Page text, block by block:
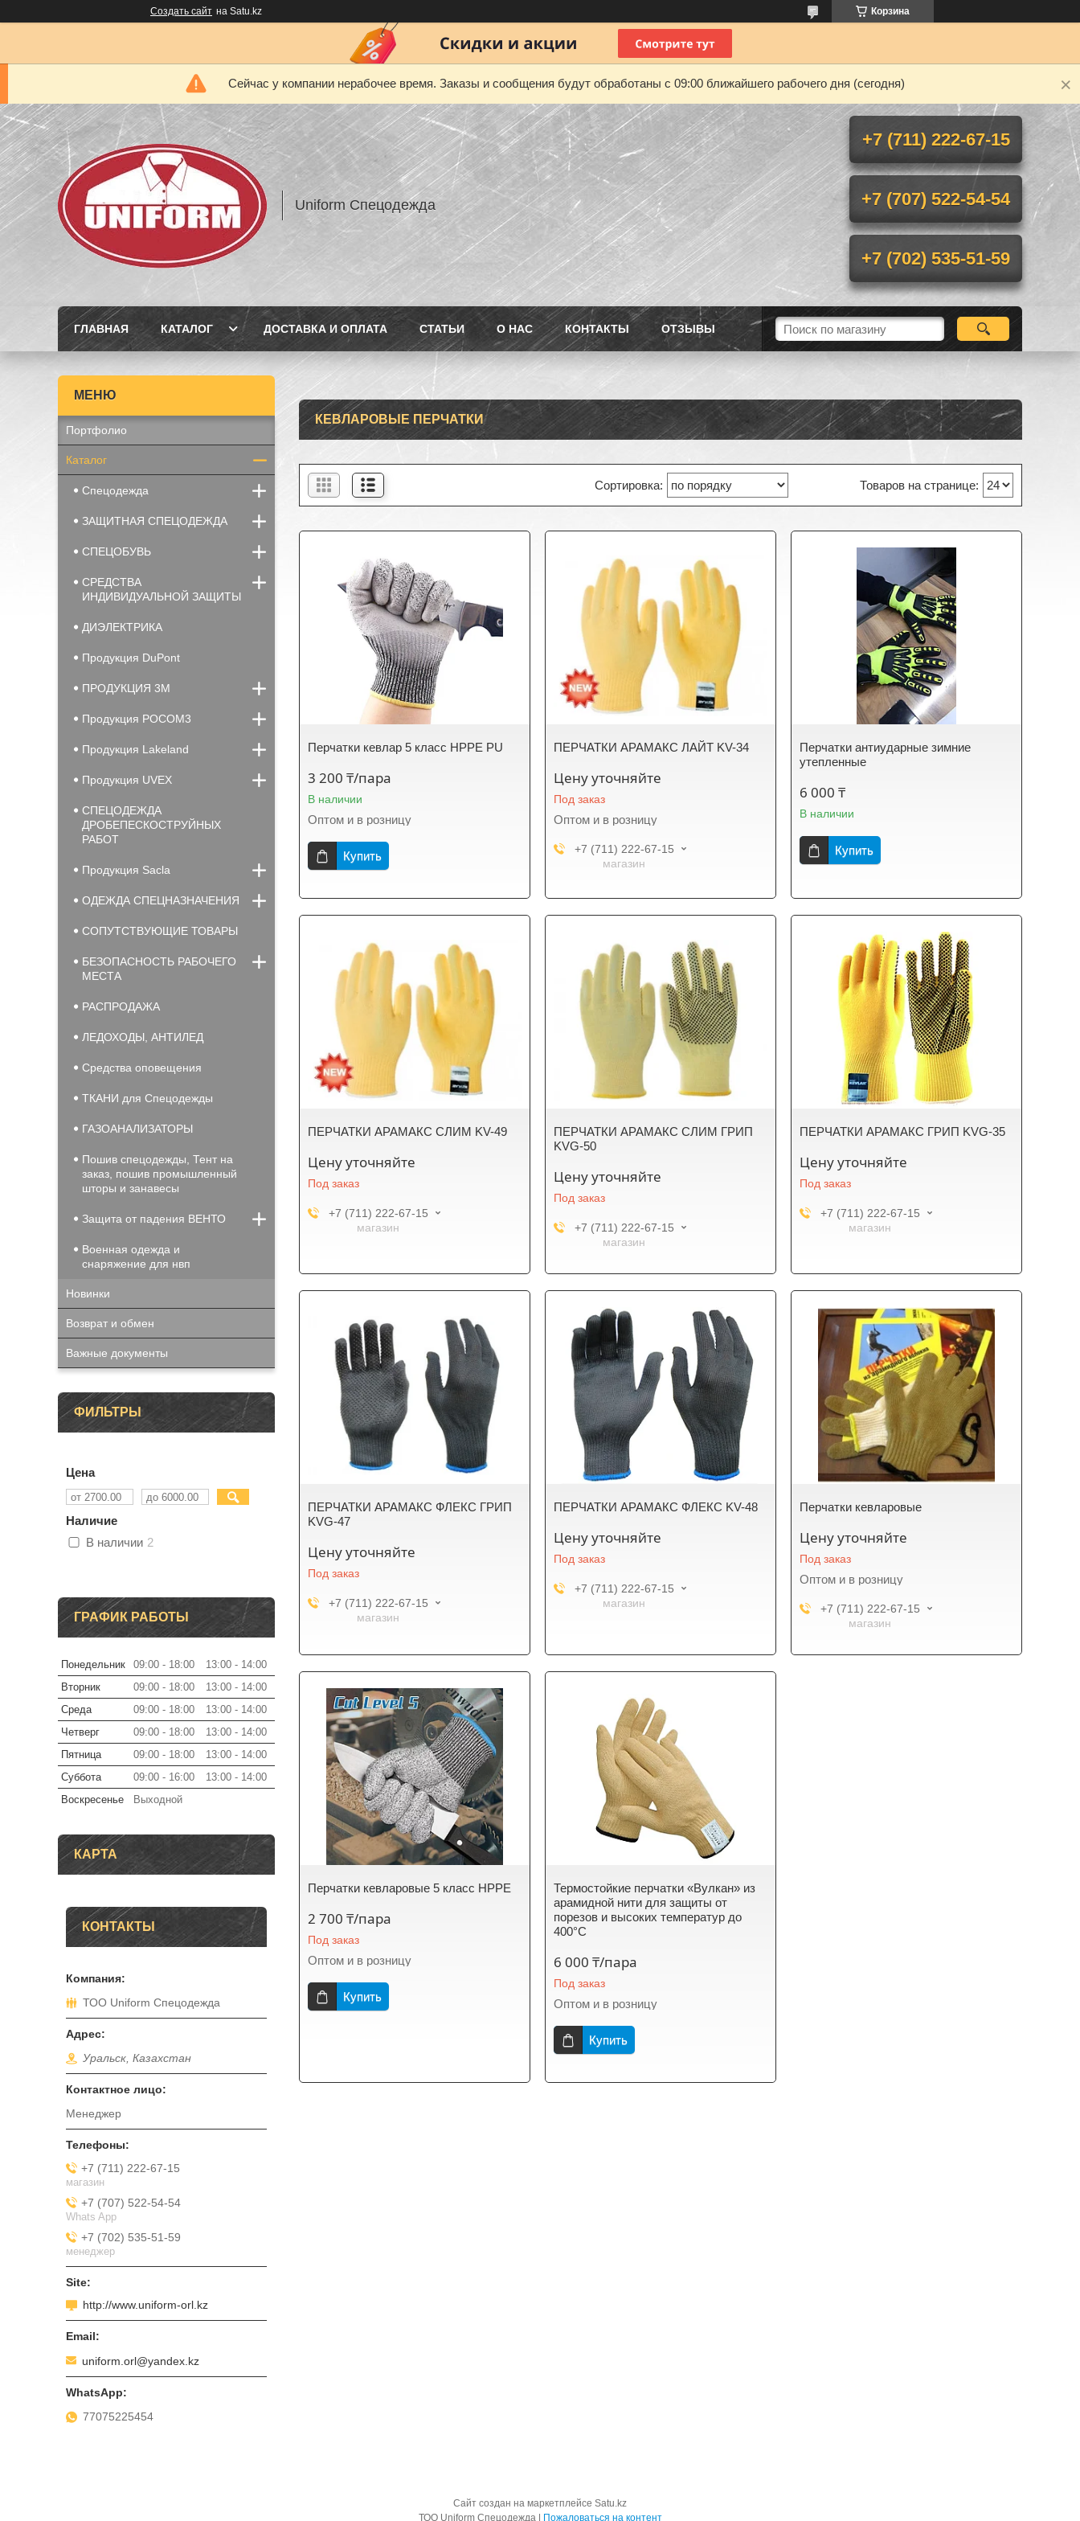
Создать сайт на Satu.kz Корзина
Сейчас у компании нерабочее время. Заказы и сообщения будут обработаны с 09:00 ближайшего рабочего дня (сегодня)
Uniform Спецодежда
+7 (711) 222-67-15
+7 (707) 522-54-54
+7 (702) 535-51-59
ГЛАВНАЯ КАТАЛОГ ДОСТАВКА И ОПЛАТА СТАТЬИ О НАС КОНТАКТЫ ОТЗЫВЫ
КЕВЛАРОВЫЕ ПЕРЧАТКИ
Перчатки кевлар 5 класс HPPE PU
3 200 ₸/пара
В наличии
Оптом и в розницу
Купить
ПЕРЧАТКИ АРАМАКС ЛАЙТ KV-34
Цену уточняйте
Под заказ
Оптом и в розницу
+7 (711) 222-67-15
магазин
Перчатки антиударные зимние
утепленные
6 000 ₸
В наличии
Купить
ПЕРЧАТКИ АРАМАКС СЛИМ KV-49
Цену уточняйте
Под заказ
+7 (711) 222-67-15
магазин
ПЕРЧАТКИ АРАМАКС СЛИМ ГРИП
KVG-50
Цену уточняйте
Под заказ
+7 (711) 222-67-15
магазин
ПЕРЧАТКИ АРАМАКС ГРИП KVG-35
Цену уточняйте
Под заказ
+7 (711) 222-67-15
магазин
ПЕРЧАТКИ АРАМАКС ФЛЕКС ГРИП
KVG-47
Цену уточняйте
Под заказ
+7 (711) 222-67-15
магазин
ПЕРЧАТКИ АРАМАКС ФЛЕКС KV-48
Цену уточняйте
Под заказ
+7 (711) 222-67-15
магазин
Перчатки кевларовые
Цену уточняйте
Под заказ
Оптом и в розницу
+7 (711) 222-67-15
магазин
Перчатки кевларовые 5 класс HPPE
2 700 ₸/пара
Под заказ
Оптом и в розницу
Купить
Термостойкие перчатки «Вулкан» из
арамидной нити для защиты от
порезов и высоких температур до
400°С
6 000 ₸/пара
Под заказ
Оптом и в розницу
Купить
Портфолио
Каталог
Спецодежда
ЗАЩИТНАЯ СПЕЦОДЕЖДА
СПЕЦОБУВЬ
СРЕДСТВА
ИНДИВИДУАЛЬНОЙ ЗАЩИТЫ
ДИЭЛЕКТРИКА
Продукция DuPont
ПРОДУКЦИЯ 3М
Продукция РОСОМ3
Продукция Lakeland
Продукция UVEX
СПЕЦОДЕЖДА
ДРОБЕПЕСКОСТРУЙНЫХ
РАБОТ
Продукция Sacla
ОДЕЖДА СПЕЦНАЗНАЧЕНИЯ
СОПУТСТВУЮЩИЕ ТОВАРЫ
БЕЗОПАСНОСТЬ РАБОЧЕГО
МЕСТА
РАСПРОДАЖА
ЛЕДОХОДЫ, АНТИЛЕД
Средства оповещения
ТКАНИ для Спецодежды
ГАЗОАНАЛИЗАТОРЫ
Пошив спецодежды, Тент на
заказ, пошив промышленный
шторы и занавесы
Защита от падения ВЕНТО
Военная одежда и
снаряжение для нвп
Новинки
Возврат и обмен
Важные документы
ФИЛЬТРЫ
Цена
Наличие
В наличии 2
ГРАФИК РАБОТЫ
Понедельник 09:00 18:00 13:00
14:00
Вторник
09:00 18:00 13:00
14:00
Среда
09:00 18:00 13:00
14:00
Четверг
09:00 18:00 13:00
14:00
Пятница
09:00 18:00 13:00
14:00
Суббота
09:00 16:00 13:00
14:00
Воскресенье
Выходной
КАРТА
КОНТАКТЫ
ТОО Uniform Спецодежда
Уральск, Казахстан
Менеджер
+7 (711) 222-67-15
магазин
+7 (707) 522-54-54
Whats App
+7 (702) 535-51-59
менеджер
http://www.uniform-orl.kz
uniform.orl@yandex.kz
77075225454
Сайт создан на маркетплейсе Satu.kz
ТОО Uniform Спецодежда | Пожаловаться на контент